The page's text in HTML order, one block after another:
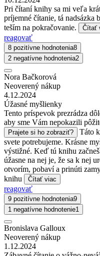
Pri čítaní knihy sa mi veľa
príjemné čítanie, tá nadsázka
teším na pokračovanie.
Čítať
reagovať
8 pozitívne hodnotenia8
2 negatívne hodnotenia2
Nora Bačkorová
Neoverený nákup
4.12.2024
Úžasné myšlienky
Tento príspevok prezrádza
aby sme Vám nepokazili
Prajete si ho zobraziť?
Táto
svete potrebujeme. Krásne
výstižné. Keď tú knihu
úžasne na nej je, že sa k nej
otvorím, pobaví a prinúti
knihu
Čítať viac
reagovať
9 pozitívne hodnotenia9
1 negatívne hodnotenie1
Bronislava Galloux
Neoverený nákup
1.12.2024